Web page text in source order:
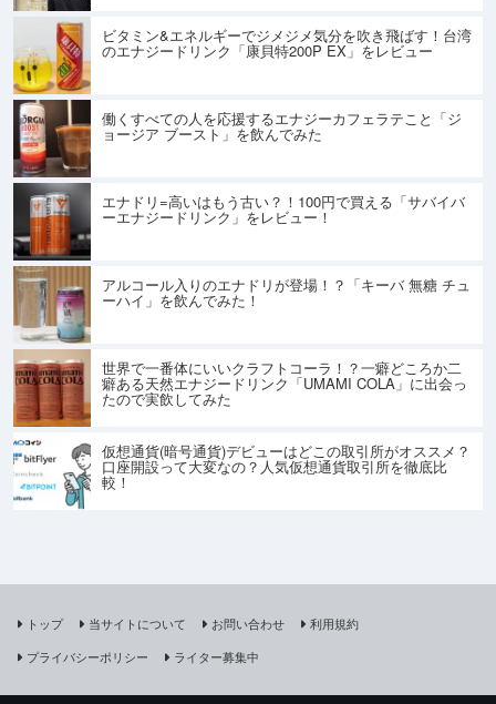
ビタミン&エネルギーでジメジメ気分を吹き飛ばす！台湾
のエナジードリンク「康貝特200P EX」をレビュー
働くすべての人を応援するエナジーカフェラテこと「ジ
ョージア ブースト」を飲んでみた
エナドリ=高いはもう古い？！100円で買える「サバイバ
ーエナジードリンク」をレビュー！
アルコール入りのエナドリが登場！？「キーバ 無糖 チュ
ーハイ」を飲んでみた！
世界で一番体にいいクラフトコーラ！？一癖どころか二
癖ある天然エナジードリンク「UMAMI COLA」に出会っ
たので実飲してみた
仮想通貨(暗号通貨)デビューはどこの取引所がオススメ？
口座開設って大変なの？人気仮想通貨取引所を徹底比
較！
トップ 当サイトについて お問い合わせ
利用規約
プライバシーポリシー
ライター募集中